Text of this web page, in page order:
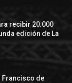
recibir 20.000
edición de La
Francisco de